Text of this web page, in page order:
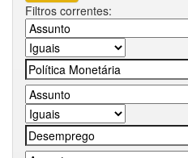
Filtros correntes: